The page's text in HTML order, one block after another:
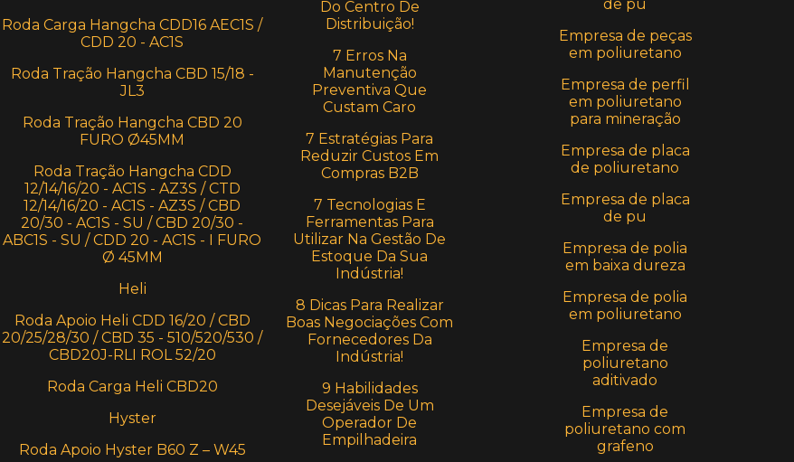
Roda Carga Hangcha CDD16 AEC1S /
CDD 20 - AC1S
Roda Tração Hangcha CBD 15/18 -
JL3
Roda Tração Hangcha CBD 20
FURO Ø45MM
Roda Tração Hangcha CDD
12/14/16/20 - AC1S - AZ3S / CTD
12/14/16/20 - AC1S - AZ3S / CBD
20/30 - AC1S - SU / CBD 20/30 -
ABC1S - SU / CDD 20 - AC1S - I FURO
Ø 45MM
Heli
Roda Apoio Heli CDD 16/20 / CBD
20/25/28/30 / CBD 35 - 510/520/530 /
CBD20J-RLI ROL 52/20
Roda Carga Heli CBD20
Hyster
Roda Apoio Hyster B60 Z – W45
Do Centro De
Distribuição!
7 Erros Na
Manutenção
Preventiva Que
Custam Caro
7 Estratégias Para
Reduzir Custos Em
Compras B2B
7 Tecnologias E
Ferramentas Para
Utilizar Na Gestão De
Estoque Da Sua
Indústria!
8 Dicas Para Realizar
Boas Negociações Com
Fornecedores Da
Indústria!
9 Habilidades
Desejáveis De Um
Operador De
Empilhadeira
de pu
Empresa de peças
em poliuretano
Empresa de perfil
em poliuretano
para mineração
Empresa de placa
de poliuretano
Empresa de placa
de pu
Empresa de polia
em baixa dureza
Empresa de polia
em poliuretano
Empresa de
poliuretano
aditivado
Empresa de
poliuretano com
grafeno